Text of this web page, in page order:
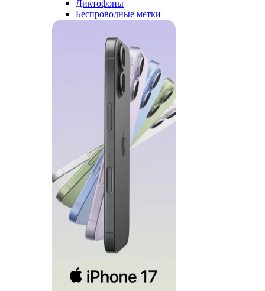
Диктофоны
Беспроводные метки